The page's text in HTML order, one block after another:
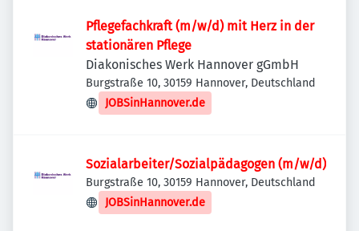
Pflegefachkraft (m/w/d) mit Herz in der
stationären Pflege
Diakonisches Werk Hannover gGmbH
Burgstraße 10, 30159 Hannover, Deutschland
JOBSinHannover.de
Sozialarbeiter/Sozialpädagogen (m/w/d)
Burgstraße 10, 30159 Hannover, Deutschland
JOBSinHannover.de